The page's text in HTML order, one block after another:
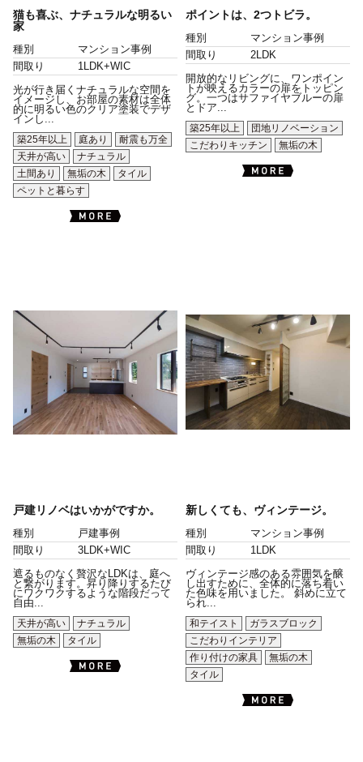
猫も喜ぶ、ナチュラルな明るい
家
種別
マンション事例
間取り
1LDK+WIC
光が行き届くナチュラルな空間を
イメージし、お部屋の素材は全体
的に明るい色のクリア塗装でデザ
インし...
築25年以上
庭あり
耐震も万全
天井が高い
ナチュラル
土間あり
無垢の木
タイル
ペットと暮らす
ポイントは、2つトビラ。
種別
マンション事例
間取り
2LDK
開放的なリビングに、ワンポイン
トが映えるカラーの扉をトッピン
グ。一つはサファイヤブルーの扉
とドア...
築25年以上
団地リノベーション
こだわりキッチン
無垢の木
戸建リノベはいかがですか。
種別
戸建事例
間取り
3LDK+WIC
遮るものなく贅沢なLDKは、庭へ
と繋がります。昇り降りするたび
にワクワクするような階段だって
自由...
天井が高い
ナチュラル
無垢の木
タイル
新しくても、ヴィンテージ。
種別
マンション事例
間取り
1LDK
ヴィンテージ感のある雰囲気を醸
し出すために、全体的に落ち着い
た色味を用いました。 斜めに立て
られ...
和テイスト
ガラスブロック
こだわりインテリア
作り付けの家具
無垢の木
タイル